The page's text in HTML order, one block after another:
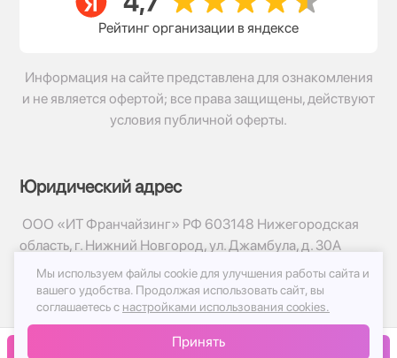
В корзину
Рейтинг организации в яндексе
Информация на сайте представлена для ознакомления
и не является офертой; все права защищены, действуют
условия публичной оферты.
Юридический адрес
ООО «ИТ Франчайзинг» РФ 603148 Нижегородская
область, г. Нижний Новгород, ул. Джамбула, д. 30А
© 2017-2026г, База Цветов 24.ру
Политика конфиденциальности
Публичная оферта
Мы используем файлы cookie для улучшения работы сайта и
вашего удобства. Продолжая использовать сайт, вы
соглашаетесь с настройками использования cookies.
Принять